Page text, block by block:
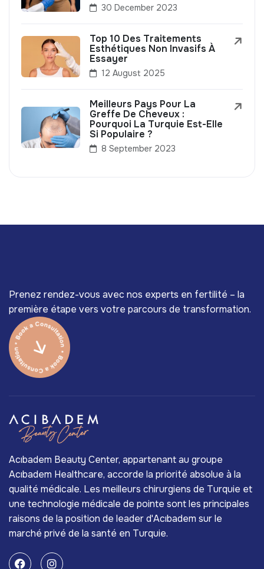
30 December 2023
Top 10 Des Traitements
Esthétiques Non Invasifs À
Essayer
12 August 2025
Meilleurs Pays Pour La
Greffe De Cheveux :
Pourquoi La Turquie Est-Elle
Si Populaire ?
8 September 2023
Prenez rendez-vous avec nos experts en fertilité – la
première étape vers votre parcours de transformation.
Acıbadem Beauty Center, appartenant au groupe
Acıbadem Healthcare, accorde la priorité absolue à la
qualité médicale. Les meilleurs chirurgiens de Turquie et
une technologie médicale de pointe sont les principales
raisons de la position de leader d'Acıbadem sur le
marché privé de la santé en Turquie.